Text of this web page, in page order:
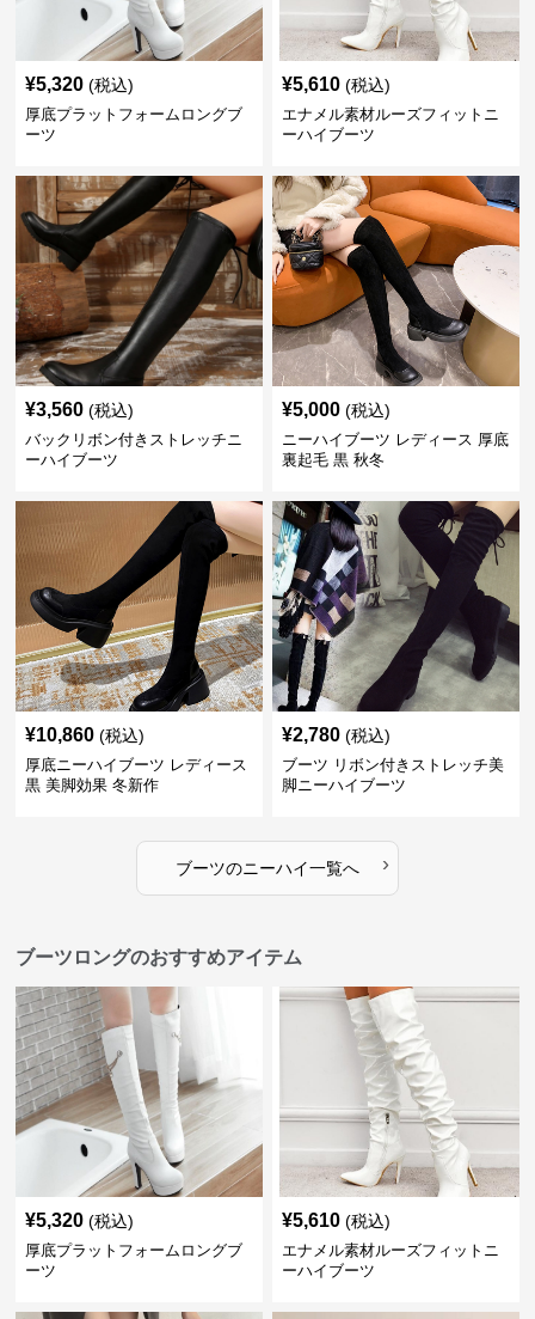
¥5,320 (税込)
厚底プラットフォームロングブ
ーツ
¥5,610 (税込)
エナメル素材ルーズフィットニ
ーハイブーツ
¥3,560 (税込)
バックリボン付きストレッチニ
ーハイブーツ
¥5,000 (税込)
ニーハイブーツ レディース 厚底
裏起毛 黒 秋冬
¥10,860 (税込)
厚底ニーハイブーツ レディース
黒 美脚効果 冬新作
¥2,780 (税込)
ブーツ リボン付きストレッチ美
脚ニーハイブーツ
ブーツのニーハイ一覧へ ›
ブーツロングのおすすめアイテム
¥5,320 (税込)
厚底プラットフォームロングブ
ーツ
¥5,610 (税込)
エナメル素材ルーズフィットニ
ーハイブーツ